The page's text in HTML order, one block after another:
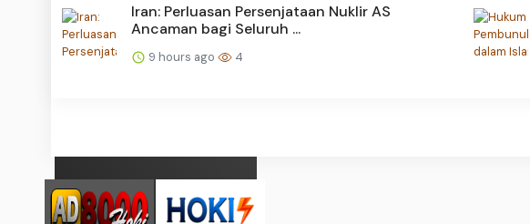
Iran: Perluasan Persenjataan Nuklir AS
Ancaman bagi Seluruh ...
9 hours ago 4